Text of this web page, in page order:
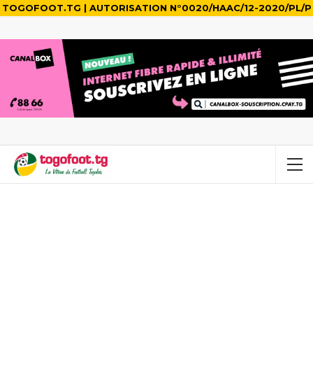
TOGOFOOT.TG | AUTORISATION N°0020/HAAC/12-2020/PL/P